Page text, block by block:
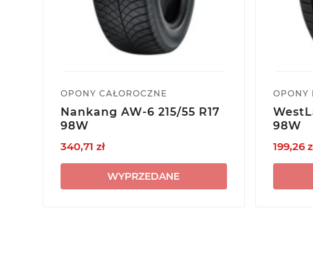
OPONY CAŁOROCZNE
Nankang AW-6 215/55 R17
98W
340,71 zł
WYPRZEDANE
OPONY
98W
199,26